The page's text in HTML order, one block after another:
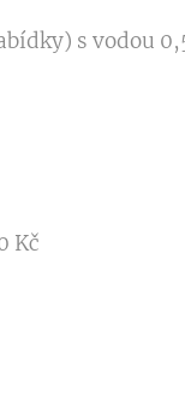
s vodou
Kč